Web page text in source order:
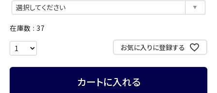
在庫数
37
お気に入りに登録する
カートに入れる